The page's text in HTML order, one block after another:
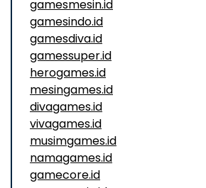
gamesmesin.id
gamesindo.id
gamesdiva.id
gamessuper.id
herogames.id
mesingames.id
divagames.id
vivagames.id
musimgames.id
namagames.id
gamecore.id